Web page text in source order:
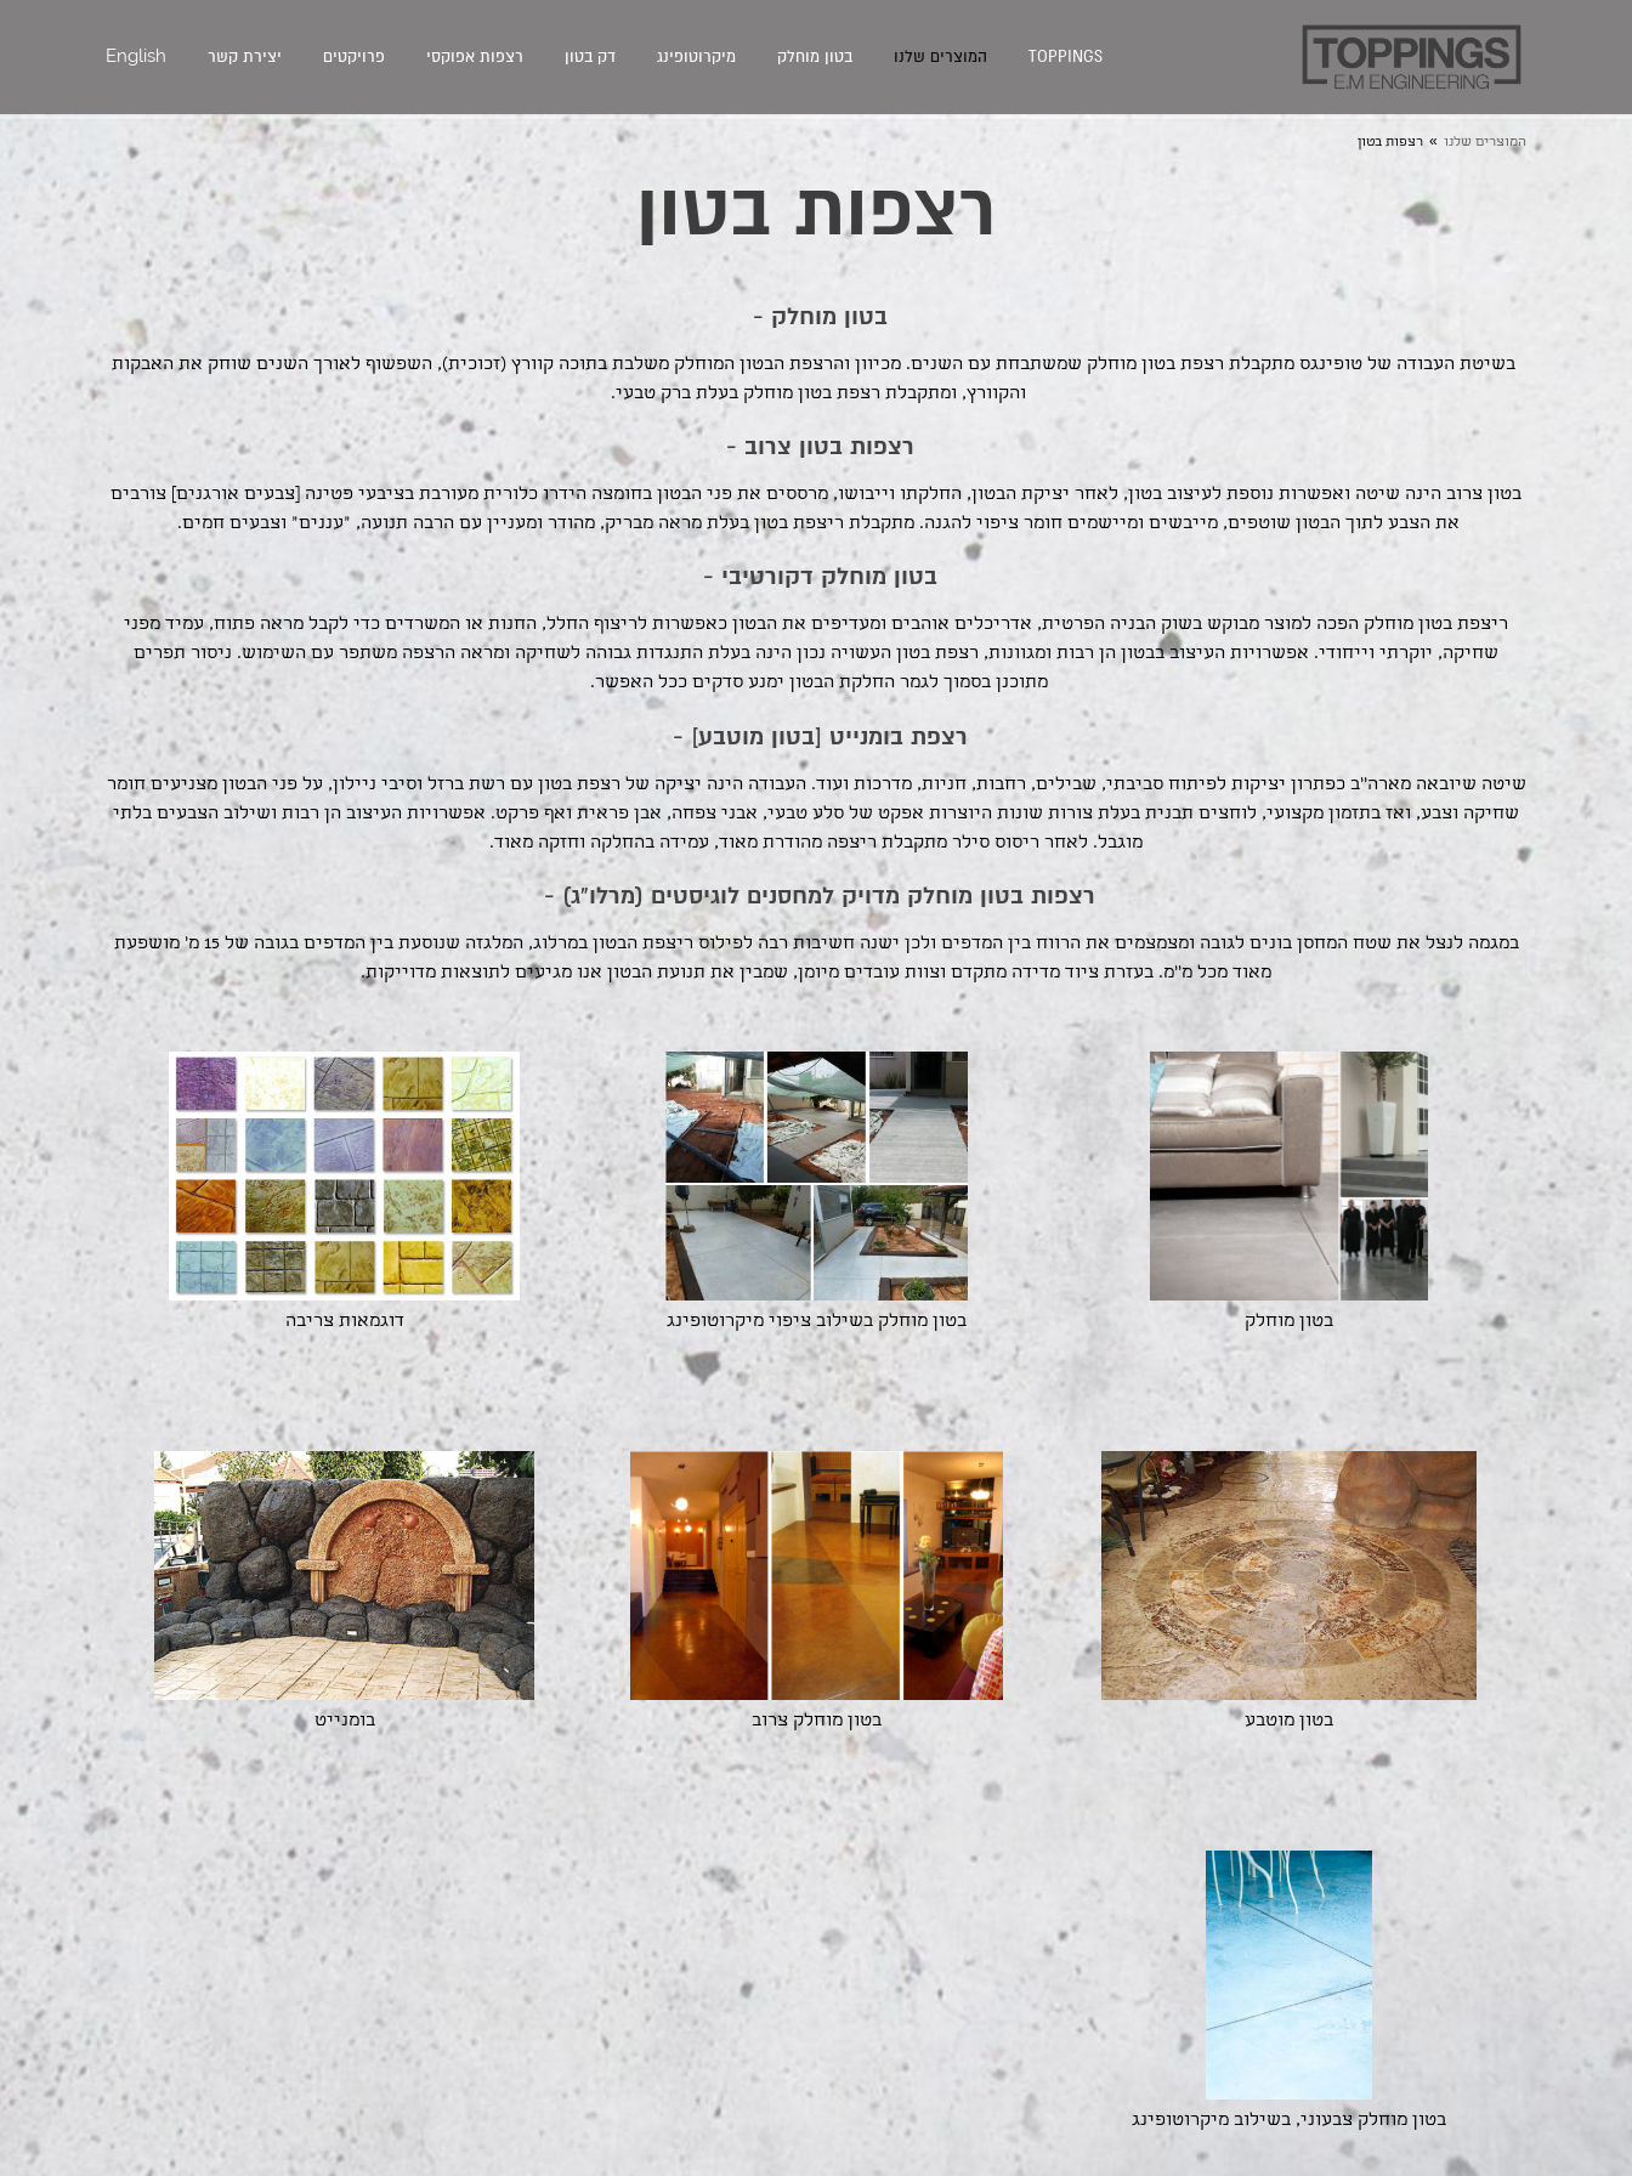
TOPPINGS המוצרים שלנו בטון מוחלק מיקרוטופינג דק בטון רצפות אפוקסי פרויקטים יצירת קשר English
המוצרים שלנו » רצפות בטון
רצפות בטון
בטון מוחלק -
בשיטת העבודה של טופינגס מתקבלת רצפת בטון מוחלק שמשתבחת עם השנים. מכיוון והרצפת הבטון המוחלק משלבת בתוכה קוורץ (זכוכית), השפשוף לאורך השנים שוחק את האבקות
והקוורץ, ומתקבלת רצפת בטון מוחלק בעלת ברק טבעי.
רצפות בטון צרוב -
בטון צרוב הינה שיטה ואפשרות נוספת לעיצוב בטון, לאחר יציקת הבטון, החלקתו וייבושו, מרססים את פני הבטון בחומצה הידרו כלורית מעורבת בציבעי פטינה [צבעים אורגנים] צורבים
את הצבע לתוך הבטון שוטפים, מייבשים ומיישמים חומר ציפוי להגנה. מתקבלת ריצפת בטון בעלת מראה מבריק, מהודר ומעניין עם הרבה תנועה, "עננים" וצבעים חמים.
בטון מוחלק דקורטיבי -
ריצפת בטון מוחלק הפכה למוצר מבוקש בשוק הבניה הפרטית, אדריכלים אוהבים ומעדיפים את הבטון כאפשרות לריצוף החלל, החנות או המשרדים כדי לקבל מראה פתוח, עמיד מפני
שחיקה, יוקרתי וייחודי. אפשרויות העיצוב בבטון הן רבות ומגוונות, רצפת בטון העשויה נכון הינה בעלת התנגדות גבוהה לשחיקה ומראה הרצפה משתפר עם השימוש. ניסור תפרים
מתוכנן בסמוך לגמר החלקת הבטון ימנע סדקים ככל האפשר.
רצפת בומנייט [בטון מוטבע] -
שיטה שיובאה מארה''ב כפתרון יציקות לפיתוח סביבתי, שבילים, רחבות, חניות, מדרכות ועוד. העבודה הינה יציקה של רצפת בטון עם רשת ברזל וסיבי ניילון, על פני הבטון מצניעים חומר
שחיקה וצבע, ואז בתזמון מקצועי, לוחצים תבנית בעלת צורות שונות היוצרות אפקט של סלע טבעי, אבני צפחה, אבן פראית ואף פרקט. אפשרויות העיצוב הן רבות ושילוב הצבעים בלתי
מוגבל. לאחר ריסוס סילר מתקבלת ריצפה מהודרת מאוד, עמידה בהחלקה וחזקה מאוד.
רצפות בטון מוחלק מדויק למחסנים לוגיסטים (מרלו"ג) -
במגמה לנצל את שטח המחסן בונים לגובה ומצמצמים את הרווח בין המדפים ולכן ישנה חשיבות רבה לפילוס ריצפת הבטון במרלוג, המלגזה שנוסעת בין המדפים בגובה של 15 מ' מושפעת
מאוד מכל מ''מ. בעזרת ציוד מדידה מתקדם וצוות עובדים מיומן, שמבין את תנועת הבטון אנו מגיעים לתוצאות מדוייקות.
בטון מוחלק בטון מוחלק בשילוב ציפוי מיקרוטופינג דוגמאות צריבה
בטון מוטבע בטון מוחלק צרוב בומנייט
בטון מוחלק צבעוני, בשילוב מיקרוטופינג